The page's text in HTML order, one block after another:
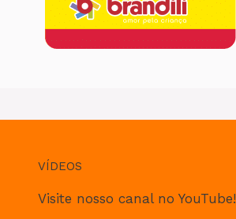
VÍDEOS
Visite nosso canal no YouTube!